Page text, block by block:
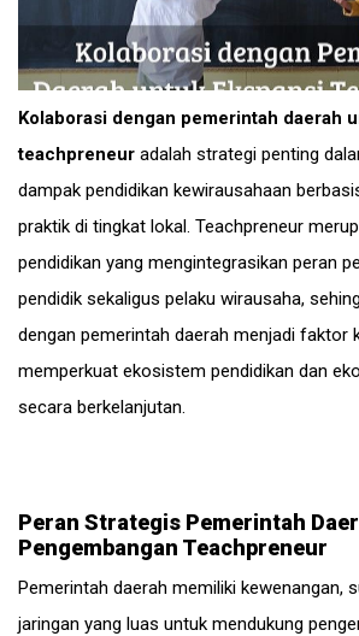
Kolaborasi dengan pemerintah daerah
teachpreneur adalah strategi penting
dampak pendidikan kewirausahaan
praktik di tingkat lokal. Teachpreneur
pendidikan yang mengintegrasikan peran
pendidik sekaligus pelaku wirausaha,
dengan pemerintah daerah menjadi faktor
memperkuat ekosistem pendidikan dan
secara berkelanjutan.
Peran Strategis Pemerintah
Pengembangan Teachpreneur
Pemerintah daerah memiliki kewenangan,
jaringan yang luas untuk mendukung